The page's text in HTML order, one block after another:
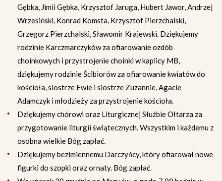
Gębka, Jimii Gębka, Krzysztof Jaruga, Hubert Jawor, Andrzej
Wrzesiński, Konrad Komsta, Krzysztof Pierzchalski,
Grzegorz Pierzchalski, Sławomir Krajewski. Dziękujemy
rodzinie Karczmarczyków za ofiarowanie ozdób
choinkowych i przystrojenie choinki w kaplicy MB,
dziękujemy rodzinie Ścibiorów za ofiarowanie kwiatów do
kościoła, siostrze Ewie i siostrze Zuzannie, Agacie
Adamczyk i młodzieży za przystrojenie kościoła.
Dziękujemy chórowi oraz Liturgicznej Służbie Ołtarza za
przygotowanie liturgii świątecznych. Wszystkim i każdemu z
osobna wielkie Bóg zapłać.
Dziękujemy bezimiennemu Darczyńcy, który ofiarował nowe
figurki do szopki oraz ornaty. Bóg zapłać.